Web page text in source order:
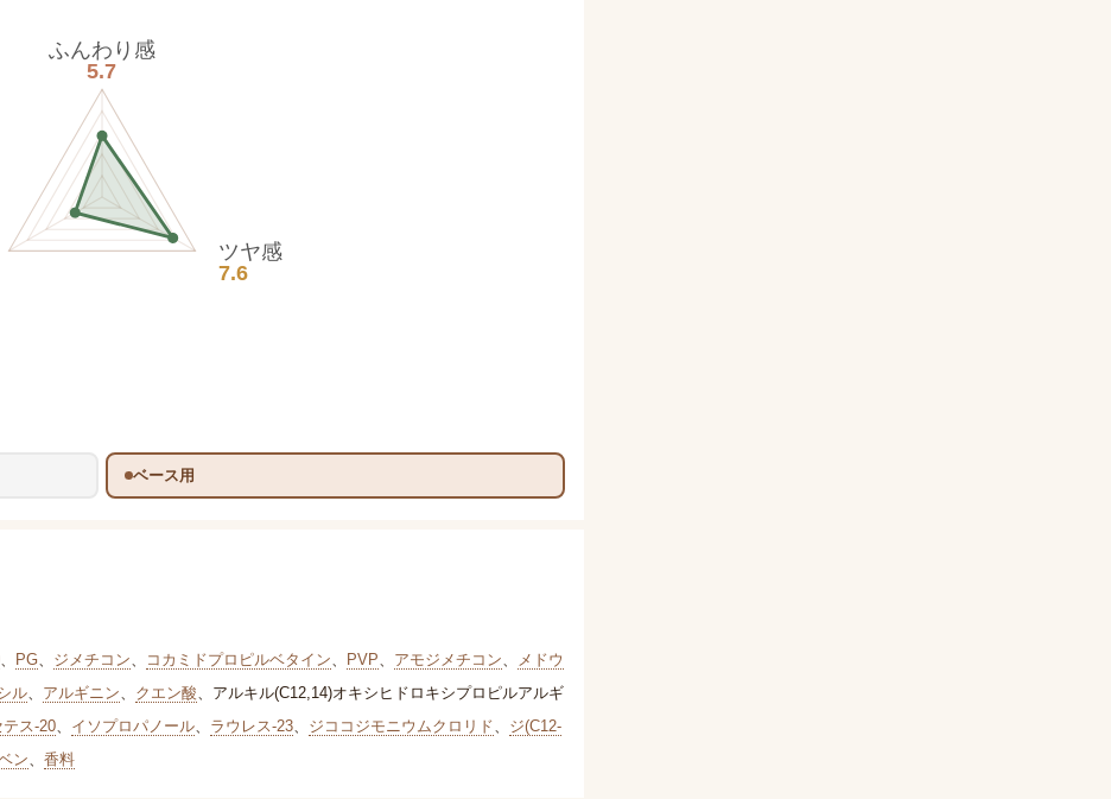
ふんわり感
5.7
ツヤ感
7.6
ベース用
、 PG、 ジメチコン、 コカミドプロピルベタイン、 PVP、 アモジメチコン、
メドウ
ル、 アルギニン、 クエン酸、 アルキル(C12,14)オキシヒドロキシプロピルアルギ
テス-20、 イソプロパノール、 ラウレス-23、 ジココジモニウムクロリド、 ジ(C12-
ン、 香料